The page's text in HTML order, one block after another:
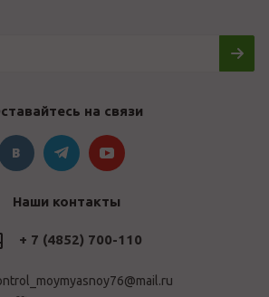
на связи
Наши контакты
+ 7 (4852) 700-110